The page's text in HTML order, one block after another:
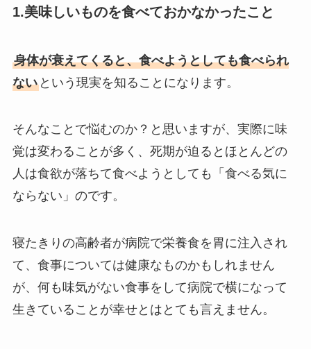
1.美味しいものを食べておかなかったこと
身体が衰えてくると、食べようとしても食べられ
ないという現実を知ることになります。
そんなことで悩むのか？と思いますが、実際に味
覚は変わることが多く、死期が迫るとほとんどの
人は食欲が落ちて食べようとしても「食べる気に
ならない」のです。
寝たきりの高齢者が病院で栄養食を胃に注入され
て、食事については健康なものかもしれません
が、何も味気がない食事をして病院で横になって
生きていることが幸せとはとても言えません。